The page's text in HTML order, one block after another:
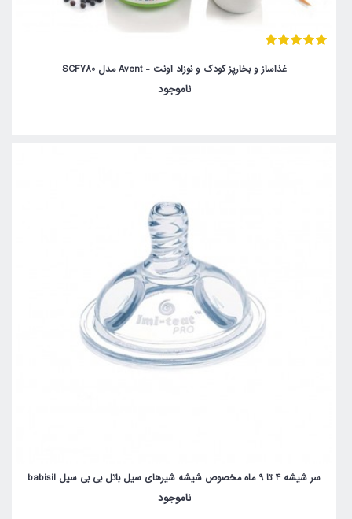
غذاساز و بخارپز کودک و نوزاد اونت - Avent مدل SCF780
ناموجود
سر شیشه 4 تا 9 ماه مخصوص شیشه شیرهای سیل باتل بی بی سیل babisil
ناموجود